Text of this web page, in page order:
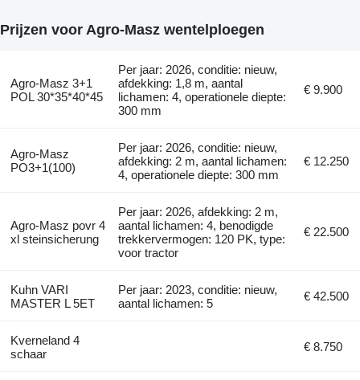
Prijzen voor Agro-Masz wentelploegen
Agro-Masz 3+1
POL 30*35*40*45
Per jaar: 2026, conditie: nieuw,
afdekking: 1,8 m, aantal
lichamen: 4, operationele diepte:
300 mm
€ 9.900
Agro-Masz
PO3+1(100)
Per jaar: 2026, conditie: nieuw,
afdekking: 2 m, aantal lichamen:
4, operationele diepte: 300 mm
€ 12.250
Agro-Masz povr 4
xl steinsicherung
Per jaar: 2026, afdekking: 2 m,
aantal lichamen: 4, benodigde
trekkervermogen: 120 PK, type:
voor tractor
€ 22.500
Kuhn VARI
MASTER L 5ET
Per jaar: 2023, conditie: nieuw,
aantal lichamen: 5
€ 42.500
Kverneland 4
schaar
€ 8.750